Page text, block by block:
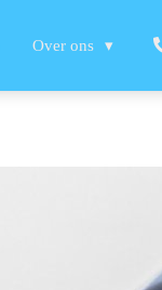
Over ons